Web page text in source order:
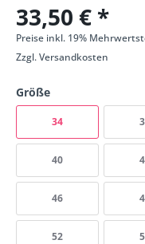
33,50 € *
Preise inkl. 19%
Zzgl.Versandkosten
Größe
34
40
46
52